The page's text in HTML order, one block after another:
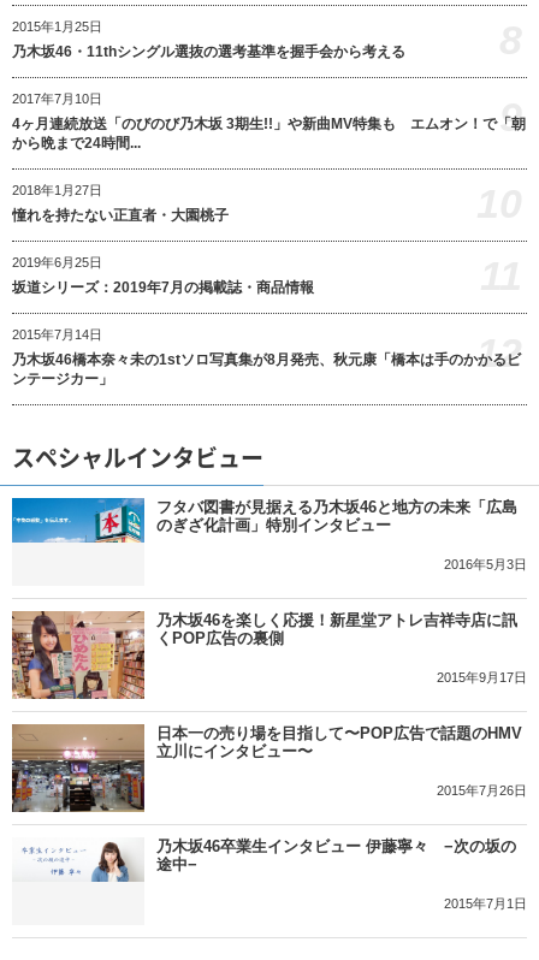
2015年1月25日
乃木坂46・11thシングル選抜の選考基準を握手会から考える
2017年7月10日
4ヶ月連続放送「のびのび乃木坂 3期生!!」や新曲MV特集も エムオン！で「朝
から晩まで24時間...
9
2018年1月27日
憧れを持たない正直者・大園桃子
2019年6月25日
坂道シリーズ：2019年7月の掲載誌・商品情報
2015年7月14日
乃木坂46橋本奈々未の1stソロ写真集が8月発売、秋元康「橋本は手のかかるビ
ンテージカー」
12
スペシャルインタビュー
フタバ図書が見据える乃木坂46と地方の未来「広島
のぎざ化計画」特別インタビュー
2016年5月3日
乃木坂46を楽しく応援！新星堂アトレ吉祥寺店に訊
くPOP広告の裏側
2015年9月17日
日本一の売り場を目指して〜POP広告で話題のHMV
立川にインタビュー〜
2015年7月26日
乃木坂46卒業生インタビュー 伊藤寧々 −次の坂の
途中−
2015年7月1日